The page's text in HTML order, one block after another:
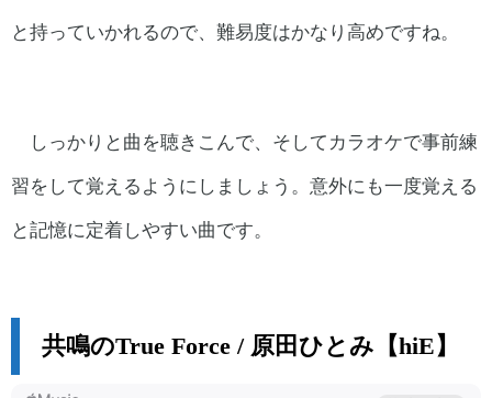
と持っていかれるので、難易度はかなり高めですね。
しっかりと曲を聴きこんで、そしてカラオケで事前練
習をして覚えるようにしましょう。意外にも一度覚える
と記憶に定着しやすい曲です。
共鳴のTrue Force / 原田ひとみ【hiE】